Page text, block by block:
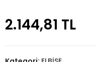
2.144,81 TL